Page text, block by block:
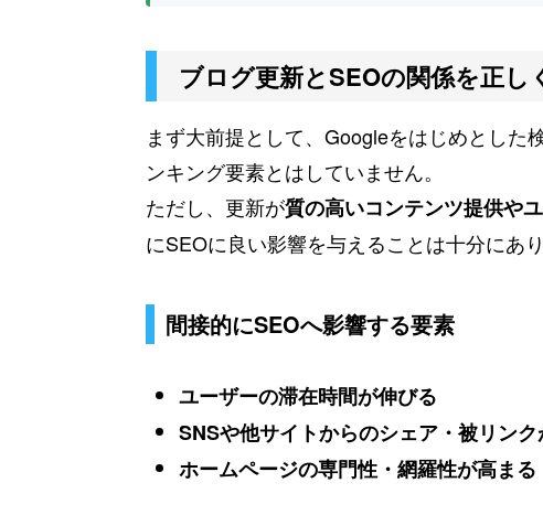
ブログ更新とSEOの関係を正し
まず大前提として、Googleをはじめとした
ンキング要素とはしていません。
ただし、更新が質の高いコンテンツ提供や
にSEOに良い影響を与えることは十分にあり
間接的にSEOへ影響する要素
ユーザーの滞在時間が伸びる
SNSや他サイトからのシェア・被リン
ホームページの専門性・網羅性が高まる